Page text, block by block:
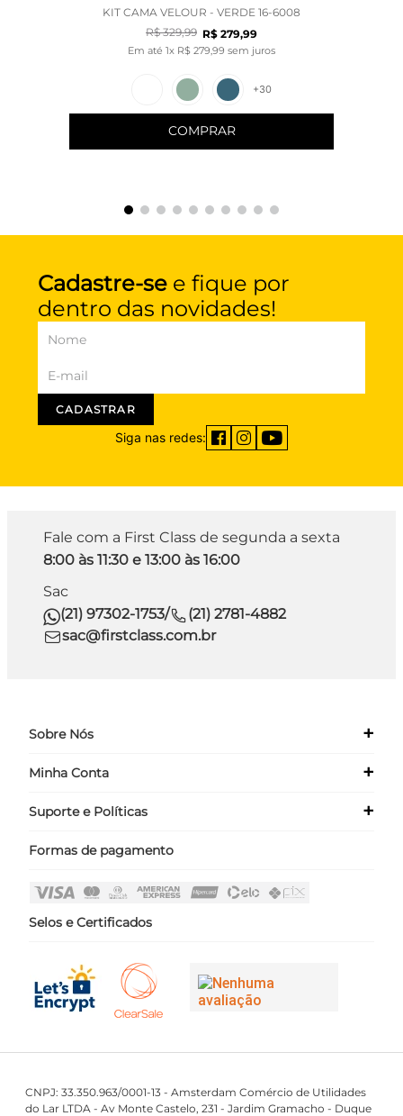
KIT CAMA VELOUR - VERDE 16-6008
R$ 329,99 R$ 279,99
Em até 1x R$ 279 99 sem juros
+30
COMPRAR
Cadastre-se e fique por
dentro das novidades!
CADASTRAR
Siga nas redes:
Fale com a First Class de segunda a sexta
8:00 às 11:30 e 13:00 às 16:00
Sac
(21) 97302-1753/
(21) 2781-4882
sac@firstclass.com.br
Sobre Nós +
Quem Somos
Minha Conta +
Meus Dados
Suporte e Políticas +
Políticas
Fale Conosco
Formas de pagamento
Selos e Certificados
CNPJ: 33.350.963/0001-13 - Amsterdam Comércio de Utilidades
do Lar LTDA - Av Monte Castelo, 231 - Jardim Gramacho - Duque